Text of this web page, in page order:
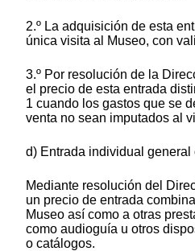
2.º La adquisición de esta
única visita al Museo, con
3.º Por resolución de la
el precio de esta entrada
1 cuando los gastos que se
venta no sean imputados al
d) Entrada individual general
Mediante resolución del
un precio de entrada
Museo así como a otras
como audioguía u otros
o catálogos.